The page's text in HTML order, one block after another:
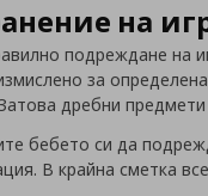
на
подреждане на
за
дребни
бебето си да
В крайна сметка